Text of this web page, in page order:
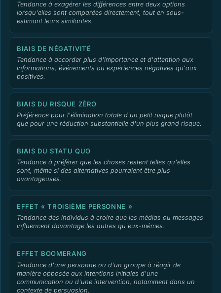
Tendance à exagérer les différences entre deux options
lorsqu'elles sont comparées directement, tout en sous-
estimant leurs similarités.
BIAIS DE NÉGATIVITÉ
Tendance à accorder plus d'importance et d'attention aux
informations, événements ou expériences négatives qu'aux
positives.
BIAIS DU RISQUE ZÉRO
Préférence pour l'élimination totale d'un petit risque plutôt
que pour une réduction substantielle d'un plus grand risque.
BIAIS DU STATU QUO
Tendance à préférer que les choses restent telles qu'elles
sont, même si des alternatives pourraient être plus
avantageuses.
EFFET « TROISIÈME PERSONNE »
Tendance des individus à croire que les médias ou messages
influencent davantage les autres qu'eux-mêmes.
EFFET BOOMERANG
Tendance d'une personne ou d'un groupe à réagir de
manière opposée aux intentions initiales d'une
communication ou d'une intervention, notamment dans un
contexte de persuasion.